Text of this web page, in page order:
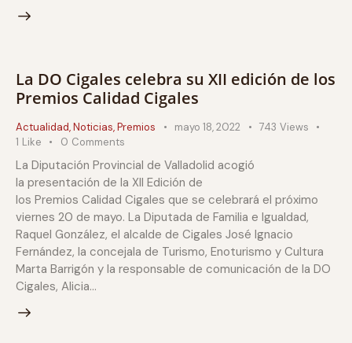
La DO Cigales celebra su XII edición de los
Premios Calidad Cigales
Actualidad,Noticias,Premios mayo 18, 2022 743 Views
1 Like 0 Comments
La Diputación Provincial de Valladolid acogió
la presentación de la XII Edición de
los Premios Calidad Cigales que se celebrará el próximo
viernes 20 de mayo. La Diputada de Familia e Igualdad,
Raquel González, el alcalde de Cigales José Ignacio
Fernández, la concejala de Turismo, Enoturismo y Cultura
Marta Barrigón y la responsable de comunicación de la DO
Cigales, Alicia…